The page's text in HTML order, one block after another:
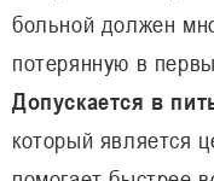
больной должен
потерянную в
Допускается в
который является